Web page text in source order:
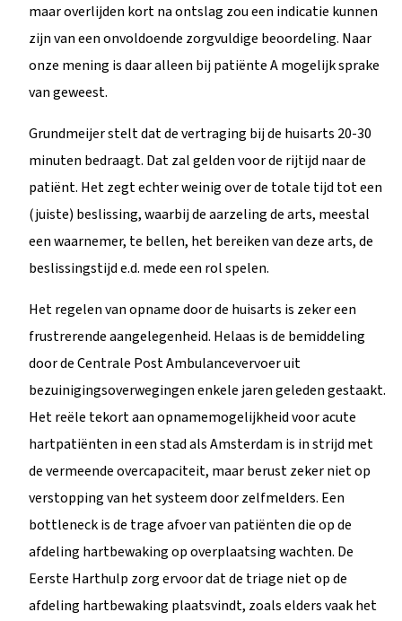
maar overlijden kort na ontslag zou een indicatie kunnen
zijn van een onvoldoende zorgvuldige beoordeling. Naar
onze mening is daar alleen bij patiënte A mogelijk sprake
van geweest.
Grundmeijer stelt dat de vertraging bij de huisarts 20-30
minuten bedraagt. Dat zal gelden voor de rijtijd naar de
patiënt. Het zegt echter weinig over de totale tijd tot een
(juiste) beslissing, waarbij de aarzeling de arts, meestal
een waarnemer, te bellen, het bereiken van deze arts, de
beslissingstijd e.d. mede een rol spelen.
Het regelen van opname door de huisarts is zeker een
frustrerende aangelegenheid. Helaas is de bemiddeling
door de Centrale Post Ambulancevervoer uit
bezuinigingsoverwegingen enkele jaren geleden gestaakt.
Het reële tekort aan opnamemogelijkheid voor acute
hartpatiënten in een stad als Amsterdam is in strijd met
de vermeende overcapaciteit, maar berust zeker niet op
verstopping van het systeem door zelfmelders. Een
bottleneck is de trage afvoer van patiënten die op de
afdeling hartbewaking op overplaatsing wachten. De
Eerste Harthulp zorg ervoor dat de triage niet op de
afdeling hartbewaking plaatsvindt, zoals elders vaak het